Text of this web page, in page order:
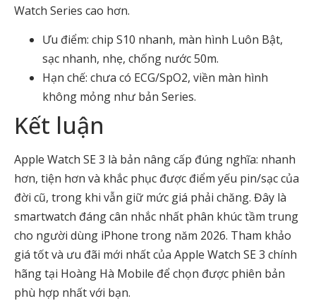
Watch Series cao hơn.
Ưu điểm: chip S10 nhanh, màn hình Luôn Bật,
sạc nhanh, nhẹ, chống nước 50m.
Hạn chế: chưa có ECG/SpO2, viền màn hình
không mỏng như bản Series.
Kết luận
Apple Watch SE 3 là bản nâng cấp đúng nghĩa: nhanh
hơn, tiện hơn và khắc phục được điểm yếu pin/sạc của
đời cũ, trong khi vẫn giữ mức giá phải chăng. Đây là
smartwatch đáng cân nhắc nhất phân khúc tầm trung
cho người dùng iPhone trong năm 2026. Tham khảo
giá tốt và ưu đãi mới nhất của Apple Watch SE 3 chính
hãng tại Hoàng Hà Mobile để chọn được phiên bản
phù hợp nhất với bạn.